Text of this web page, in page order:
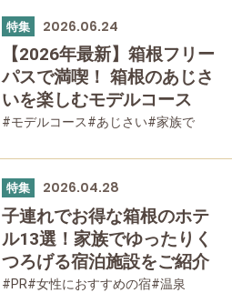
特集 2026.06.24
【2026年最新】箱根フリー
パスで満喫！ 箱根のあじさ
いを楽しむモデルコース
#モデルコース#あじさい#家族で
#乗り物#公園・自然#母と娘で
特集 2026.04.28
子連れでお得な箱根のホテ
ル13選！家族でゆったりく
つろげる宿泊施設をご紹介
#PR#女性におすすめの宿#温泉